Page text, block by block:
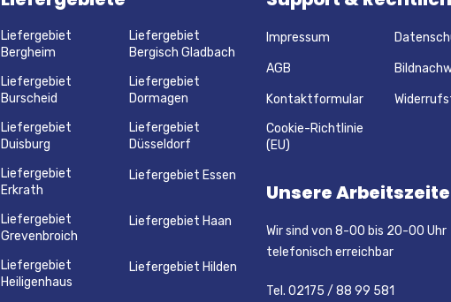
Liefergebiet
Bergheim
Liefergebiet
Bergisch Gladbach
Liefergebiet
Burscheid
Liefergebiet
Dormagen
Liefergebiet
Duisburg
Liefergebiet
Düsseldorf
Liefergebiet
Erkrath
Liefergebiet Essen
Liefergebiet
Grevenbroich
Liefergebiet Haan
Liefergebiet
Heiligenhaus
Liefergebiet Hilden
Impressum
AGB
Kontaktformular
Cookie-Richtlinie
(EU)
Unsere
Wir sind von 8-00 bis 20-00 Uhr
telefonisch erreichbar
Tel. 02175 / 88 99 581